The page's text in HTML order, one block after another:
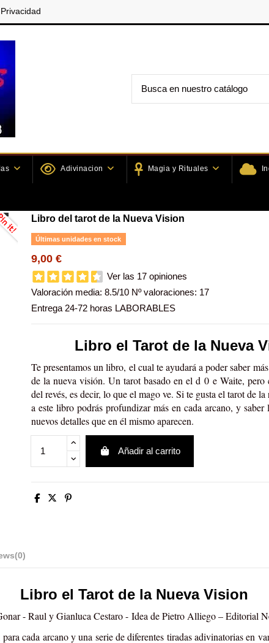
Adivinacion Magia y Rituales
Libro del tarot de la Nueva Vision
Últimas unidades en stock
9,00 €
Ver las 17 opiniones
Valoración media:8.5/10 Nº valoraciones: 17
Entrega 24-72 horas LABORABLES
Libro el Tarot de la Nueva
Te presentamos un libro, el cual te ayudará a poder saber
de la nueva visión. Un tarot basado en el d 0e Waite, pero
del revés, es decir, lo que el mago ve. Si te gusta el tarot de
a este libro podrás profundizar más en cada arcano, y
nuevos detalles que en él mismo aparecen.
Añadir al carrito
(0)
Libro el Tarot de la Nueva Vision
- Raul y Gianluca Cestaro -Idea de Pietro Alliego – Editorial
cada arcano y una serie de diferentes tiradas adivinatorias en